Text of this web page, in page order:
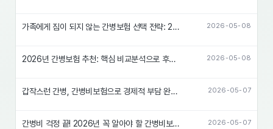
2026-05-08
가족에게 짐이 되지 않는 간병보험 선택 전략: 2026년 대비 필수!
2026-05-08
2026년 간병보험 추천: 핵심 비교분석으로 후회없는 선택!
2026-05-07
갑작스런 간병, 간병비보험으로 경제적 부담 완화하는 꿀팁
2026-05-07
간병비 걱정 끝! 2026년 꼭 알아야 할 간병비보험 비교분석